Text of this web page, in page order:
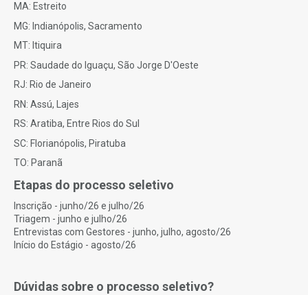
MA: Estreito
MG: Indianópolis, Sacramento
MT: Itiquira
PR: Saudade do Iguaçu, São Jorge D'Oeste
RJ: Rio de Janeiro
RN: Assú, Lajes
RS: Aratiba, Entre Rios do Sul
SC: Florianópolis, Piratuba
TO: Paranã
Etapas do processo seletivo
Inscrição - junho/26 e julho/26
Triagem - junho e julho/26
Entrevistas com Gestores - junho, julho, agosto/26
Início do Estágio - agosto/26
Dúvidas sobre o processo seletivo?